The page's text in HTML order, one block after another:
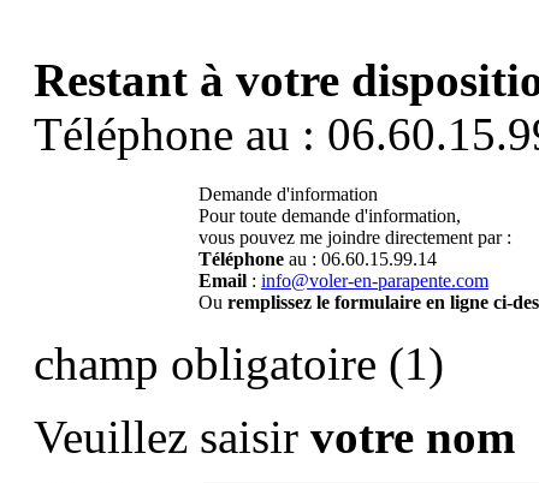
Restant à votre
Téléphone au :
Demande d'information
Pour toute demande d'information,
vous pouvez me joindre directement par :
Téléphone au : 06.60.15.99.14
Email : info@voler-en-parapente.com
Ou remplissez le formulaire en ligne ci-
champ obligatoire (1)
Veuillez saisir votre nom